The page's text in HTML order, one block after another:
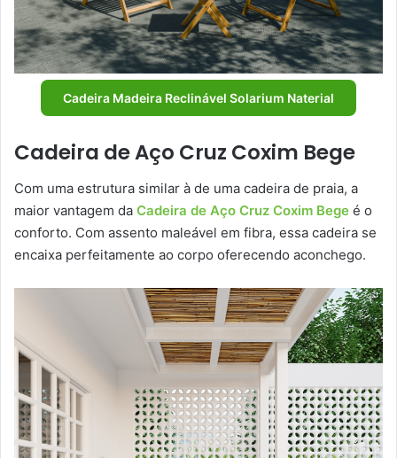
Cadeira Madeira Reclinável Solarium Naterial
Cadeira de Aço Cruz Coxim Bege
Com uma estrutura similar à de uma cadeira de praia, a
maior vantagem da Cadeira de Aço Cruz Coxim Bege é o
conforto. Com assento maleável em fibra, essa cadeira se
encaixa perfeitamente ao corpo oferecendo aconchego.